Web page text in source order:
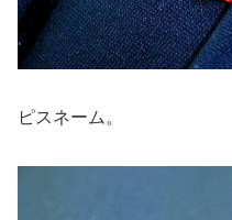
ピスネーム。